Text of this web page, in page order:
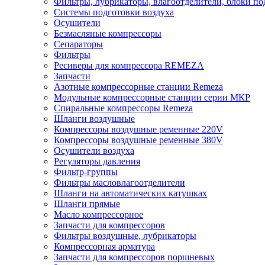
Системы подготовки воздуха
Осушители
Безмасляные компрессоры
Сепараторы
Фильтры
Ресиверы для компрессора REMEZA
Запчасти
Азотные компрессорные станции Remeza
Модульные компрессорные станции серии МКР
Спиральные компрессоры Remeza
Шланги воздушные
Компрессоры воздушные ременные 220V
Компрессоры воздушные ременные 380V
Осушители воздуха
Регуляторы давления
Фильтр-группы
Фильтры масловлагоотделители
Шланги на автоматических катушках
Шланги прямые
Масло компрессорное
Запчасти для компрессоров
Фильтры воздушные, лубрикаторы
Компрессорная арматура
Запчасти для компрессоров поршневых